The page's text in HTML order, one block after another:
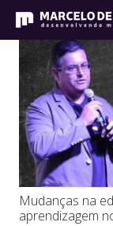
Mudanças na
aprendizagem